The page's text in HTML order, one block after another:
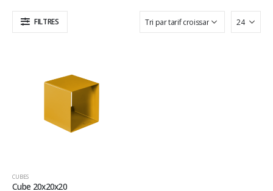
FILTRES
CUBES
Cube 20x20x20